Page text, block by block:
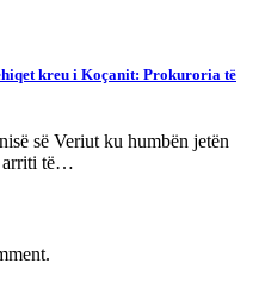
kreu i Koçanit: Prokuroria të
së Veriut ku humbën jetën
arriti të…